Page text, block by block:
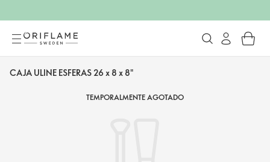
CAJA ULINE ESFERAS 26 x 8 x 8"
TEMPORALMENTE AGOTADO